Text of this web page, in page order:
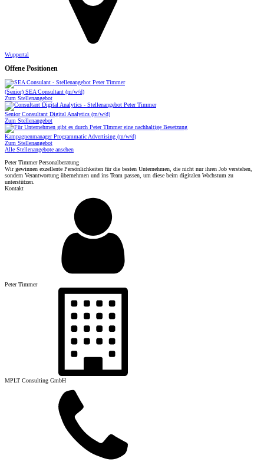
Wuppertal
Offene Positionen
(Senior) SEA Consultant (m/w/d)
Zum Stellenangebot
Senior Consultant Digital Analytics (m/w/d)
Zum Stellenangebot
Kampagnenmanager Programmatic Advertising (m/w/d)
Zum Stellenangebot
Alle Stellenangebote ansehen
Peter Timmer Personalberatung
Wir gewinnen exzellente Persönlichkeiten für die besten Unternehmen, die nicht nur ihren Job verstehen,
sondern Verantwortung übernehmen und ins Team passen, um diese beim digitalen Wachstum zu
unterstützen.
Kontakt
Peter Timmer
MPLT Consulting GmbH